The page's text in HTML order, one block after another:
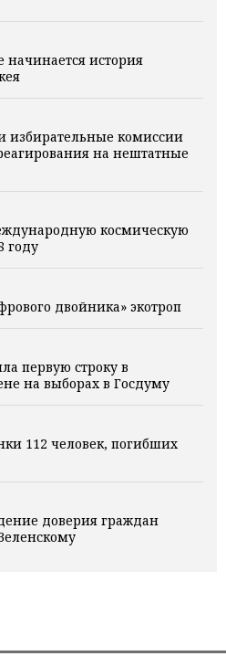
начинается история
избирательные комиссии
на нештатные
космическую
году
двойника» экотроп
первую строку в
на выборах в Госдуму
112 человек, погибших
доверия граждан